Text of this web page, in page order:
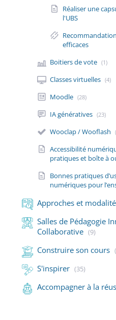
Réaliser une
l'UBS
efficaces
Boitiers de vote (1)
Classes virtuelles (4)
Moodle (28)
IA génératives (23)
Wooclap / Wooflash
Accessibilité
pratiques et boîte à
Bonnes pratiques
numériques pour
Approches et
Salles de Pédagogie
Collaborative (9)
Construire son cours
S'inspirer (35)
Accompagner à la